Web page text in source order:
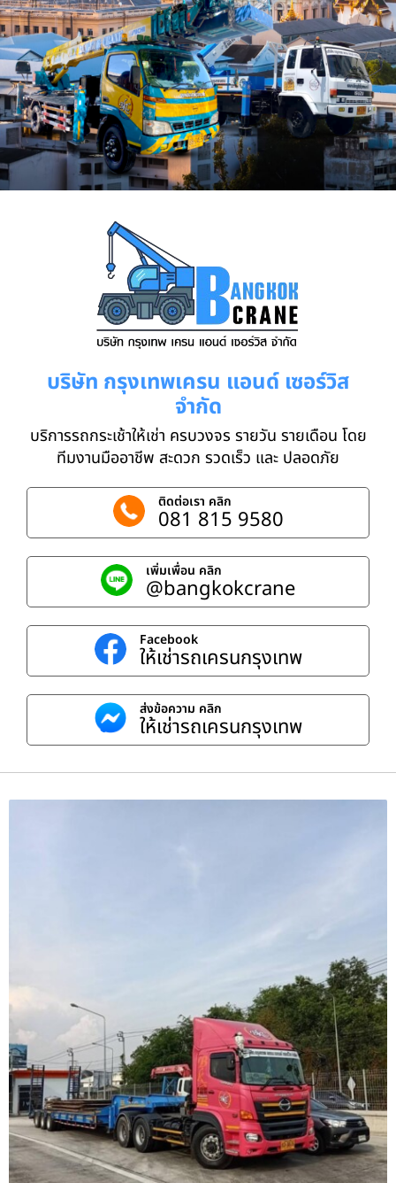
บริษัท กรุงเทพเครน แอนด์ เซอร์วิส
จำกัด
บริการรถกระเช้าให้เช่า ครบวงจร รายวัน รายเดือน โดย
ทีมงานมืออาชีพ สะดวก รวดเร็ว และ ปลอดภัย
ติดต่อเรา คลิก
081 815 9580
เพิ่มเพื่อน คลิก
@bangkokcrane
Facebook
ให้เช่ารถเครนกรุงเทพ
ส่งข้อความ คลิก
ให้เช่ารถเครนกรุงเทพ